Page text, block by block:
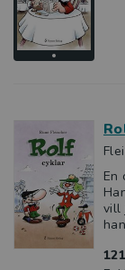
En
vill